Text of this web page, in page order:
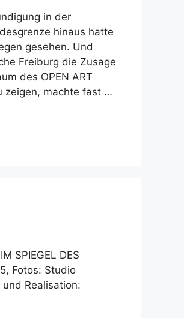
in der
hinaus hatte
gesehen. Und
Freiburg die Zusage
des OPEN ART
zeigen, machte fast …
SPIEGEL DES
Fotos: Studio
Realisation: